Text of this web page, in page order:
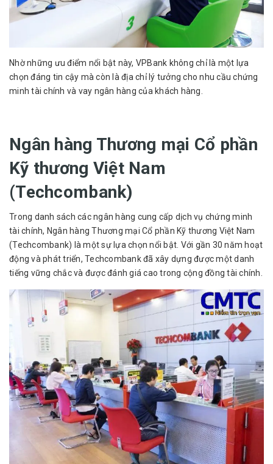
Nhờ những ưu điểm nổi bật này, VPBank không chỉ là một lựa
chọn đáng tin cậy mà còn là địa chỉ lý tưởng cho nhu cầu chứng
minh tài chính và vay ngân hàng của khách hàng.
Ngân hàng Thương mại Cổ phần
Kỹ thương Việt Nam
(Techcombank)
Trong danh sách các ngân hàng cung cấp dịch vụ chứng minh
tài chính, Ngân hàng Thương mại Cổ phần Kỹ thương Việt Nam
(Techcombank) là một sự lựa chọn nổi bật. Với gần 30 năm hoạt
động và phát triển, Techcombank đã xây dựng được một danh
tiếng vững chắc và được đánh giá cao trong cộng đồng tài chính.